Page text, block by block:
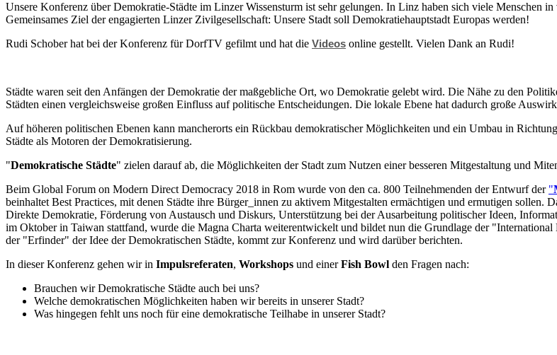
Unsere Konferenz über Demokratie-Städte im Linzer Wissensturm ist sehr gelungen. In Linz haben sich viele Menschen
​Gemeinsames Ziel der engagierten Linzer Zivilgesellschaft: Unsere Stadt soll Demokratiehauptstadt Europas werden!
Rudi Schober hat bei der Konferenz für DorfTV gefilmt und hat die Videos online gestellt. Vielen Dank an Rudi!
Städte waren seit den Anfängen der Demokratie der maßgebliche Ort, wo Demokratie gelebt wird. Die Nähe zu den
Städten einen vergleichsweise großen Einfluss auf politische Entscheidungen. Die lokale Ebene hat dadurch große
Auf höheren politischen Ebenen kann mancherorts ein Rückbau demokratischer Möglichkeiten und ein Umbau in
Städte als Motoren der Demokratisierung.
"Demokratische Städte" zielen darauf ab, die Möglichkeiten der Stadt zum Nutzen einer besseren Mitgestaltung und
Beim Global Forum on Modern Direct Democracy 2018 in Rom wurde von den ca. 800 Teilnehmenden der Entwurf der "
beinhaltet Best Practices, mit denen Städte ihre Bürger_innen zu aktivem Mitgestalten ermächtigen und ermutigen
Direkte Demokratie, Förderung von Austausch und Diskurs, Unterstützung bei der Ausarbeitung politischer Ideen,
im Oktober in Taiwan stattfand, wurde die Magna Charta weiterentwickelt und bildet nun die Grundlage der
der "Erfinder" der Idee der Demokratischen Städte, kommt zur Konferenz und wird darüber berichten.
In dieser Konferenz gehen wir in Impulsreferaten, Workshops und einerFish Bowl den Fragen nach:
Brauchen wir Demokratische Städte auch bei uns?
Welche demokratischen Möglichkeiten haben wir bereits in unserer Stadt?
Was hingegen fehlt uns noch für eine demokratische Teilhabe in unserer Stadt? ​